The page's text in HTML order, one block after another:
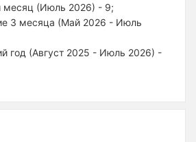
месяц (Июль 2026) - 9;
3 месяца (Май 2026 - Июль
год (Август 2025 - Июль 2026) -